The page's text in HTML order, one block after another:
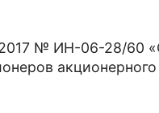
№ ИН-06-28/60